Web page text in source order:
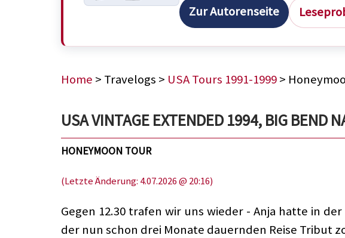
Zur Autorenseite
Home > Travelogs > USA Tours 1991-1999>
USA VINTAGE EXTENDED 1994, BIG BEND
HONEYMOON TOUR
(Letzte Änderung: 4.07.2026 @ 20:16)
Gegen 12.30 trafen wir uns wieder - Anja hatte in
der nun schon drei Monate dauernden Reise Tribut